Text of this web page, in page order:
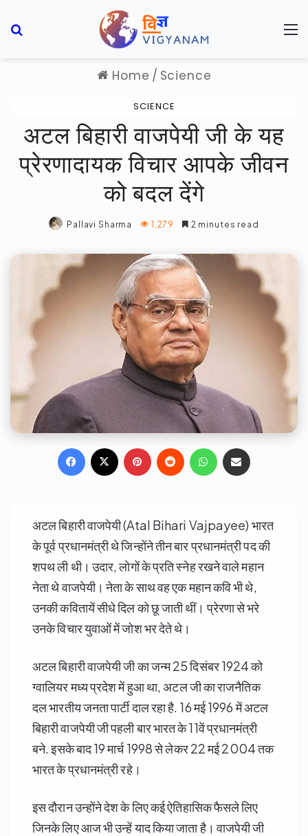
Home / Science
SCIENCE
अटल बिहारी वाजपेयी जी के यह
प्रेरणादायक विचार आपके जीवन
को बदल देंगे
Pallavi Sharma 1,279 2 minutes read
Facebook Pinterest
Reddit WhatsApp
अटल बिहारी वाजपेयी (Atal Bihari Vajpayee) भारत
के पूर्व प्रधानमंत्री थे जिन्होंने तीन बार प्रधानमंत्री पद की
शपथ ली थी। उदार, लोगों के प्रति स्नेह रखने वाले महान
नेता थे वाजपेयी। नेता के साथ वह एक महान कवि भी थे,
उनकी कवितायें सीधे दिल को छू जाती थीं। प्रेरणा से भरे
उनके विचार युवाओं में जोश भर देते थे।
अटल बिहारी वाजपेयी जी का जन्म 25 दिसंबर 1924 को
ग्वालियर मध्य प्रदेश में हुआ था, अटल जी का राजनैतिक
दल भारतीय जनता पार्टी दाल रहा है. 16 मई 1996 में अटल
बिहारी वाजपेयी जी पहली बार भारत के 11वें प्रधानमंत्री
बने. इसके बाद 19 मार्च 1998 से लेकर 22 मई 2004 तक
भारत के प्रधानमंत्री रहे।
इस दौरान उन्होंने देश के लिए कई ऐतिहासिक फैसले लिए
जिनके लिए आज भी उन्हें याद किया जाता है। वाजपेयी जी